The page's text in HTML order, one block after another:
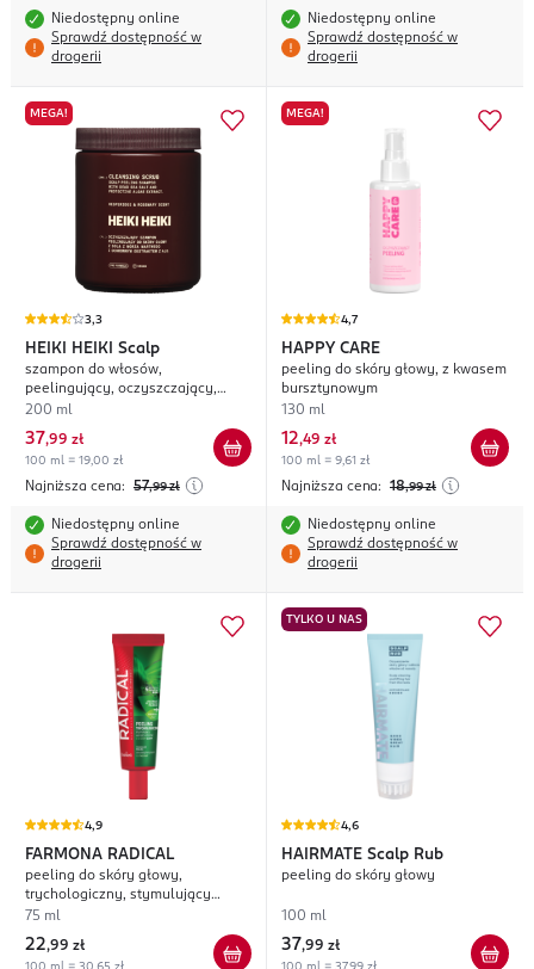
Niedostępny online
Sprawdź dostępność w
drogerii
Niedostępny online
Sprawdź dostępność w
drogerii
MEGA!
3,3
HEIKI HEIKI Scalp
szampon do włosów,
peelingujący, oczyszczający,
Hesperidee & Rosemary
200 ml
37,99 zł
100 ml = 19,00 zł
Najniższa cena: 57,99 zł
Niedostępny online
Sprawdź dostępność w
drogerii
MEGA!
4,7
HAPPY CARE
peeling do skóry głowy, z kwasem
bursztynowym
130 ml
12,49 zł
100 ml = 9,61 zł
Najniższa cena: 18,99 zł
Niedostępny online
Sprawdź dostępność w
drogerii
4,9
FARMONA RADICAL
peeling do skóry głowy,
trychologiczny, stymulujący
wzrost włosów, z argininą
75 ml
22,99 zł
100 ml = 30,65 zł
TYLKO U NAS
4,6
HAIRMATE Scalp Rub
peeling do skóry głowy
100 ml
37,99 zł
100 ml = 37,99 zł